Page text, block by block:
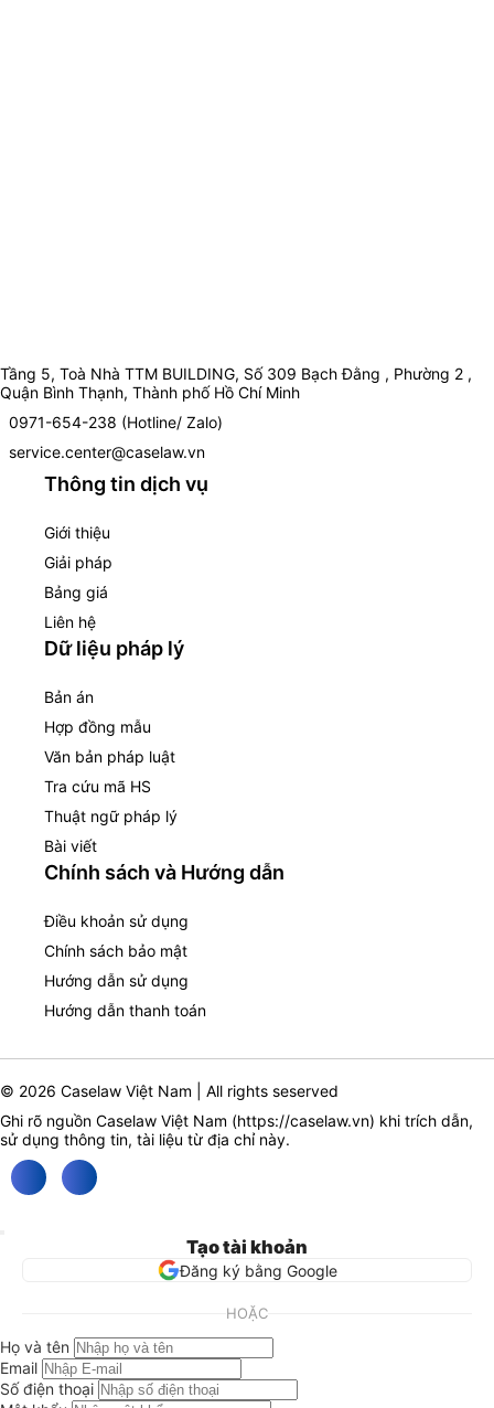
Tầng 5, Toà Nhà TTM BUILDING, Số 309 Bạch Đằng , Phường 2 ,
Quận Bình Thạnh, Thành phố Hồ Chí Minh
0971-654-238 (Hotline/ Zalo)
service.center@caselaw.vn
Thông tin dịch vụ
Giới thiệu
Giải pháp
Bảng giá
Liên hệ
Dữ liệu pháp lý
Bản án
Hợp đồng mẫu
Văn bản pháp luật
Tra cứu mã HS
Thuật ngữ pháp lý
Bài viết
Chính sách và Hướng dẫn
Điều khoản sử dụng
Chính sách bảo mật
Hướng dẫn sử dụng
Hướng dẫn thanh toán
© 2026 Caselaw Việt Nam | All rights seserved
Ghi rõ nguồn Caselaw Việt Nam (https://caselaw.vn) khi trích dẫn,
sử dụng thông tin, tài liệu từ địa chỉ này.
Tạo tài khoản
Đăng ký bằng Google
HOẶC
Họ và tên
Email
Số điện thoại